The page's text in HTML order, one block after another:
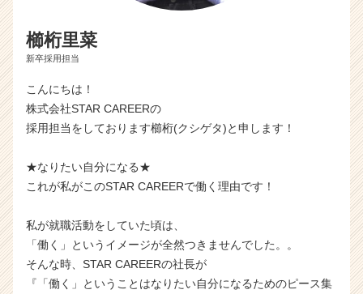
櫛桁里菜
新卒採用担当
こんにちは！
株式会社STAR CAREERの
採用担当をしております櫛桁(クシゲタ)と申します！
★なりたい自分になる★
これが私がこのSTAR CAREERで働く理由です！
私が就職活動をしていた頃は、
「働く」というイメージが全然つきませんでした。。
そんな時、STAR CAREERの社長が
『「働く」ということはなりたい自分になるためのピース集